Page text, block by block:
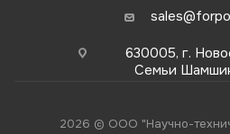
630005, г.
Семьи
2026 © ООО "Научно-